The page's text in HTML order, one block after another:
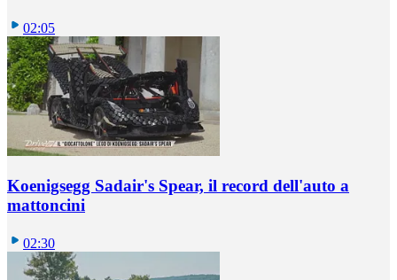
02:05
Koenigsegg Sadair's Spear, il record dell'auto a
mattoncini
02:30